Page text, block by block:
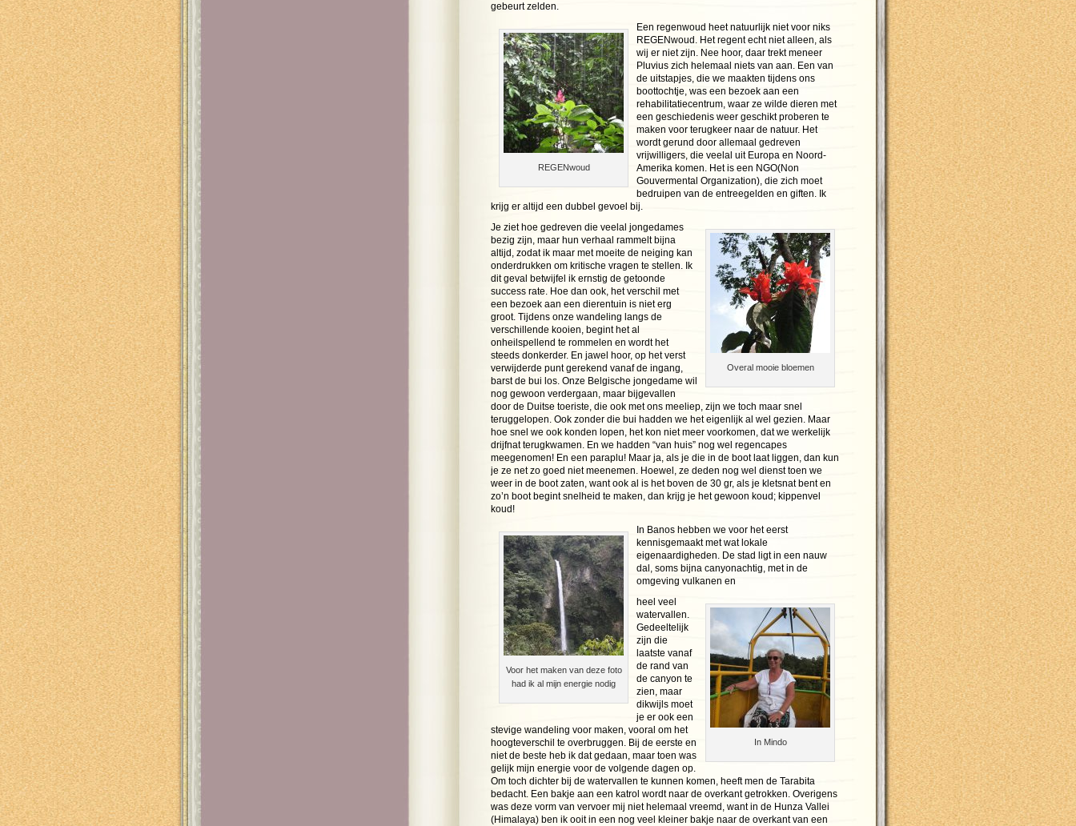
gebeurt zelden.
REGENwoud
Een regenwoud heet natuurlijk niet voor niks
REGENwoud. Het regent echt niet alleen, als
wij er niet zijn. Nee hoor, daar trekt meneer
Pluvius zich helemaal niets van aan. Een van
de uitstapjes, die we maakten tijdens ons
boottochtje, was een bezoek aan een
rehabilitatiecentrum, waar ze wilde dieren met
een geschiedenis weer geschikt proberen te
maken voor terugkeer naar de natuur. Het
wordt gerund door allemaal gedreven
vrijwilligers, die veelal uit Europa en Noord-
Amerika komen. Het is een NGO(Non
Gouvermental Organization), die zich moet
bedruipen van de entreegelden en giften. Ik
krijg er altijd een dubbel gevoel bij.
Overal mooie bloemen
Je ziet hoe gedreven die veelal jongedames
bezig zijn, maar hun verhaal rammelt bijna
altijd, zodat ik maar met moeite de neiging kan
onderdrukken om kritische vragen te stellen. Ik
dit geval betwijfel ik ernstig de getoonde
success rate. Hoe dan ook, het verschil met
een bezoek aan een dierentuin is niet erg
groot. Tijdens onze wandeling langs de
verschillende kooien, begint het al
onheilspellend te rommelen en wordt het
steeds donkerder. En jawel hoor, op het verst
verwijderde punt gerekend vanaf de ingang,
barst de bui los. Onze Belgische jongedame wil
nog gewoon verdergaan, maar bijgevallen
door de Duitse toeriste, die ook met ons meeliep, zijn we toch maar snel
teruggelopen. Ook zonder die bui hadden we het eigenlijk al wel gezien. Maar
hoe snel we ook konden lopen, het kon niet meer voorkomen, dat we werkelijk
drijfnat terugkwamen. En we hadden “van huis” nog wel regencapes
meegenomen! En een paraplu! Maar ja, als je die in de boot laat liggen, dan kun
je ze net zo goed niet meenemen. Hoewel, ze deden nog wel dienst toen we
weer in de boot zaten, want ook al is het boven de 30 gr, als je kletsnat bent en
zo’n boot begint snelheid te maken, dan krijg je het gewoon koud; kippenvel
koud!
Voor het maken van deze foto
had ik al mijn energie nodig
In Banos hebben we voor het eerst
kennisgemaakt met wat lokale
eigenaardigheden. De stad ligt in een nauw
dal, soms bijna canyonachtig, met in de
omgeving vulkanen en
In Mindo
heel veel
watervallen.
Gedeeltelijk
zijn die
laatste vanaf
de rand van
de canyon te
zien, maar
dikwijls moet
je er ook een
stevige wandeling voor maken, vooral om het
hoogteverschil te overbruggen. Bij de eerste en
niet de beste heb ik dat gedaan, maar toen was
gelijk mijn energie voor de volgende dagen op.
Om toch dichter bij de watervallen te kunnen komen, heeft men de Tarabita
bedacht. Een bakje aan een katrol wordt naar de overkant getrokken. Overigens
was deze vorm van vervoer mij niet helemaal vreemd, want in de Hunza Vallei
(Himalaya) ben ik ooit in een nog veel kleiner bakje naar de overkant van een